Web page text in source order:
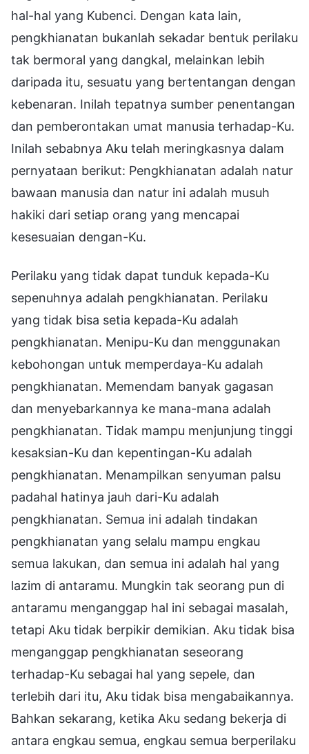
hal-hal yang Kubenci. Dengan kata lain,
pengkhianatan bukanlah sekadar bentuk perilaku
tak bermoral yang dangkal, melainkan lebih
daripada itu, sesuatu yang bertentangan dengan
kebenaran. Inilah tepatnya sumber penentangan
dan pemberontakan umat manusia terhadap-Ku.
Inilah sebabnya Aku telah meringkasnya dalam
pernyataan berikut: Pengkhianatan adalah natur
bawaan manusia dan natur ini adalah musuh
hakiki dari setiap orang yang mencapai
kesesuaian dengan-Ku.
Perilaku yang tidak dapat tunduk kepada-Ku
sepenuhnya adalah pengkhianatan. Perilaku
yang tidak bisa setia kepada-Ku adalah
pengkhianatan. Menipu-Ku dan menggunakan
kebohongan untuk memperdaya-Ku adalah
pengkhianatan. Memendam banyak gagasan
dan menyebarkannya ke mana-mana adalah
pengkhianatan. Tidak mampu menjunjung tinggi
kesaksian-Ku dan kepentingan-Ku adalah
pengkhianatan. Menampilkan senyuman palsu
padahal hatinya jauh dari-Ku adalah
pengkhianatan. Semua ini adalah tindakan
pengkhianatan yang selalu mampu engkau
semua lakukan, dan semua ini adalah hal yang
lazim di antaramu. Mungkin tak seorang pun di
antaramu menganggap hal ini sebagai masalah,
tetapi Aku tidak berpikir demikian. Aku tidak bisa
menganggap pengkhianatan seseorang
terhadap-Ku sebagai hal yang sepele, dan
terlebih dari itu, Aku tidak bisa mengabaikannya.
Bahkan sekarang, ketika Aku sedang bekerja di
antara engkau semua, engkau semua berperilaku